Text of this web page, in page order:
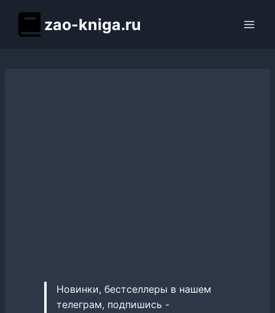
содержимому
zao-kniga.ru
Новинки, бестселлеры в нашем
телеграм, подпишись -